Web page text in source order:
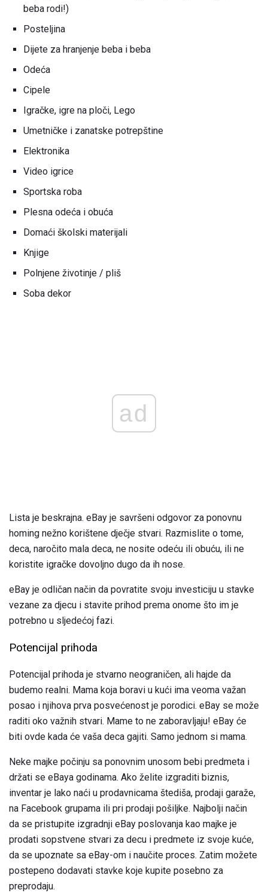
beba rodi!)
Posteljina
Dijete za hranjenje beba i beba
Odeća
Cipele
Igračke, igre na ploči, Lego
Umetničke i zanatske potrepštine
Elektronika
Video igrice
Sportska roba
Plesna odeća i obuća
Domaći školski materijali
Knjige
Polnjene životinje / pliš
Soba dekor
ad
Lista je beskrajna. eBay je savršeni odgovor za ponovnu
homing nežno korištene dječje stvari. Razmislite o tome,
deca, naročito mala deca, ne nosite odeću ili obuću, ili ne
koristite igračke dovoljno dugo da ih nose.
eBay je odličan način da povratite svoju investiciju u stavke
vezane za djecu i stavite prihod prema onome što im je
potrebno u sljedećoj fazi.
Potencijal prihoda
Potencijal prihoda je stvarno neograničen, ali hajde da
budemo realni. Mama koja boravi u kući ima veoma važan
posao i njihova prva posvećenost je porodici. eBay se može
raditi oko važnih stvari. Mame to ne zaboravljaju! eBay će
biti ovde kada će vaša deca gajiti. Samo jednom si mama.
Neke majke počinju sa ponovnim unosom bebi predmeta i
držati se eBaya godinama. Ako želite izgraditi biznis,
inventar je lako naći u prodavnicama štediša, prodaji garaže,
na Facebook grupama ili pri prodaji pošiljke. Najbolji način
da se pristupite izgradnji eBay poslovanja kao majke je
prodati sopstvene stvari za decu i predmete iz svoje kuće,
da se upoznate sa eBay-om i naučite proces. Zatim možete
postepeno dodavati stavke koje kupite posebno za
preprodaju.